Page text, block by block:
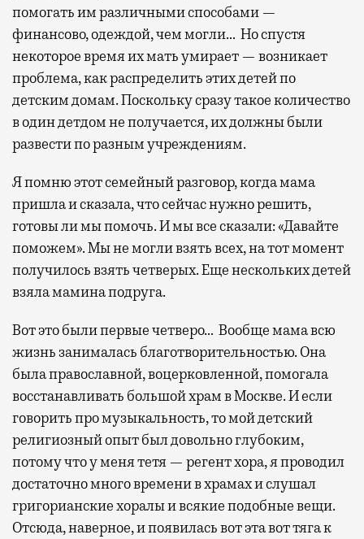
помогать им различными способами —
финансово, одеждой, чем могли… Но спустя
некоторое время их мать умирает — возникает
проблема, как распределить этих детей по
детским домам. Поскольку сразу такое количество
в один детдом не получается, их должны были
развести по разным учреждениям.
Я помню этот семейный разговор, когда мама
пришла и сказала, что сейчас нужно решить,
готовы ли мы помочь. И мы все сказали: «Давайте
поможем». Мы не могли взять всех, на тот момент
получилось взять четверых. Еще нескольких детей
взяла мамина подруга.
Вот это были первые четверо… Вообще мама всю
жизнь занималась благотворительностью. Она
была православной, воцерковленной, помогала
восстанавливать большой храм в Москве. И если
говорить про музыкальность, то мой детский
религиозный опыт был довольно глубоким,
потому что у меня тетя — регент хора, я проводил
достаточно много времени в храмах и слушал
григорианские хоралы и всякие подобные вещи.
Отсюда, наверное, и появилась вот эта вот тяга к